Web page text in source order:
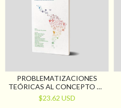
PROBLEMATIZACIONES
TEÓRICAS AL CONCEPTO DE
INTERVENCIÓN EN TRABAJO
SOCIAL. PERSPECTIVAS
$23.62 USD